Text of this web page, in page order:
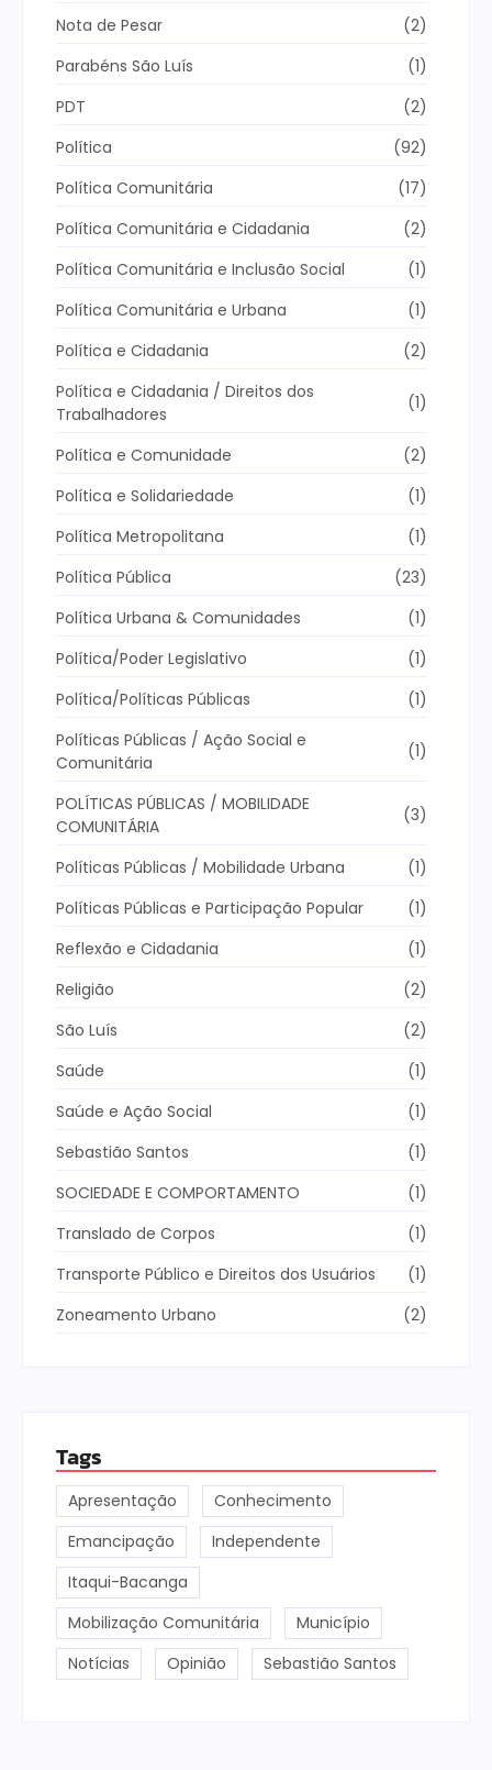
Nota de Pesar
(2)
Parabéns São Luís
(1)
PDT
(2)
Política
(92)
Política Comunitária
(17)
Política Comunitária e Cidadania
(2)
Política Comunitária e Inclusão Social
(1)
Política Comunitária e Urbana
(1)
Política e Cidadania
(2)
Política e Cidadania / Direitos dos
Trabalhadores
(1)
Política e Comunidade
(2)
Política e Solidariedade
(1)
Política Metropolitana
(1)
Política Pública
(23)
Política Urbana & Comunidades
(1)
Política/Poder Legislativo
(1)
Política/Políticas Públicas
(1)
Políticas Públicas / Ação Social e
Comunitária
(1)
POLÍTICAS PÚBLICAS / MOBILIDADE
COMUNITÁRIA
(3)
Políticas Públicas / Mobilidade Urbana
(1)
Políticas Públicas e Participação Popular
(1)
Reflexão e Cidadania
(1)
Religião
(2)
São Luís
(2)
Saúde
(1)
Saúde e Ação Social
(1)
Sebastião Santos
(1)
SOCIEDADE E COMPORTAMENTO
(1)
Translado de Corpos
(1)
Transporte Público e Direitos dos Usuários
(1)
Zoneamento Urbano
(2)
Tags
Apresentação
Conhecimento
Emancipação
Independente
Itaqui-Bacanga
Mobilização Comunitária
Município
Notícias
Opinião Sebastião Santos